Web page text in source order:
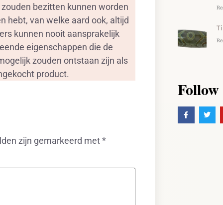
bezitten kunnen worden
hebt, van welke aard ook, altijd
kunnen nooit aansprakelijk
eigenschappen die de
zouden ontstaan zijn als
product.
zijn gemarkeerd met*